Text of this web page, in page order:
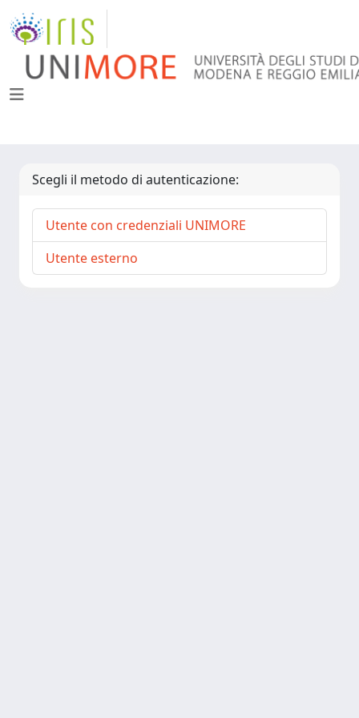
Scegli il metodo di autenticazione:
Utente con credenziali UNIMORE
Utente esterno